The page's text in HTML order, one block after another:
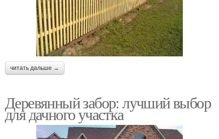
читать дальше →
Деревянный забор: лучший выбор
для дачного участка